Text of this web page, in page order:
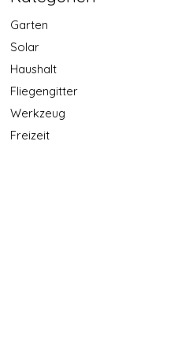
Garten
Solar
Haushalt
Fliegengitter
Werkzeug
Freizeit